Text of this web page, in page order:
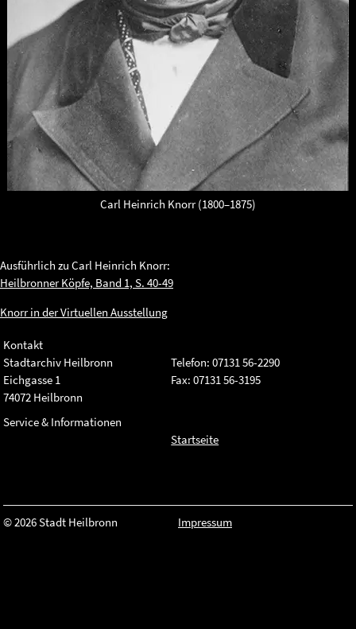
Carl Heinrich Knorr (1800–1875)
Ausführlich zu Carl Heinrich Knorr:
Heilbronner Köpfe, Band 1, S. 40-49
Knorr in der Virtuellen Ausstellung
Kontakt
Stadtarchiv Heilbronn
Eichgasse 1
74072 Heilbronn
Telefon: 07131 56-2290
Fax: 07131 56-3195
Service & Informationen
Startseite
© 2026 Stadt Heilbronn Impressum